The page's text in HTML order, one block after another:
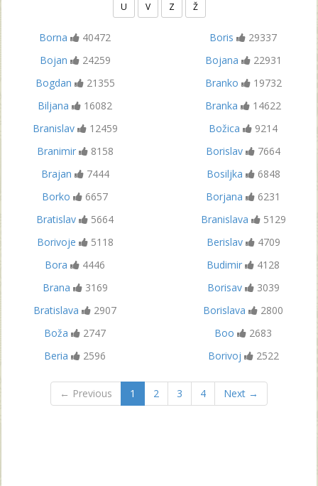
U
V Z Ž
Borna 40472 Boris
29337
Bojan
24259 Bojana
22931
Bogdan
21355 Branko
19732
Biljana
16082 Branka
14622
Branislav
12459 Božica
9214
Branimir
8158 Borislav
7664
Brajan
7444 Bosiljka
6848
Borko
6657 Borjana
6231
Bratislav
5664 Branislava
5129
Borivoje
5118 Berislav
4709
Bora
4446 Budimir
4128
Brana
3169 Borisav
3039
Bratislava
2907 Borislava
2800
Boža
2747 Boo
2683
Beria
2596 Borivoj 2522
← Previous 1 2 3 4 Next →